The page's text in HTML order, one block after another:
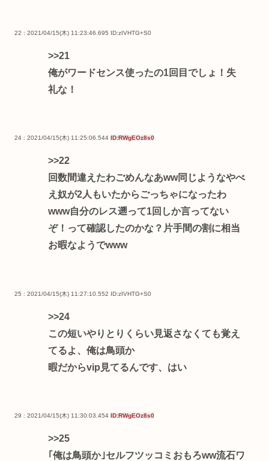
22 : 2021/04/15(木) 11:23:46.695 ID:zIVHTG+S0
>>21
俺がワードセンス使ったの1回目でしょ！失
礼な！
24 : 2021/04/15(木) 11:25:06.544 ID:RWgEOz8s0
>>22
回数間違えたわごめんなあww同じようなやべ
え奴が2人もいたからごっちゃになったわ
www自分のレス遡って1回しか言ってない
ぞ！って確認したのかな？片手間の割に相当
お暇なようでwww
25 : 2021/04/15(木) 11:27:10.552 ID:zIVHTG+S0
>>24
この短いやりとりくらい見返さなくても覚え
てるよ、俺は鳥頭か
暇だからvip見てるんです、はい
29 : 2021/04/15(木) 11:30:03.454 ID:RWgEOz8s0
>>25
｢俺は鳥頭か｣セルフツッコミおもろww流石ワ